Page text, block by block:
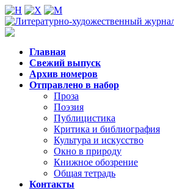
Главная
Свежий выпуск
Архив номеров
Отправлено в набор
Проза
Поэзия
Публицистика
Критика и библиография
Культура и искусство
Окно в природу
Книжное обозрение
Общая тетрадь
Контакты